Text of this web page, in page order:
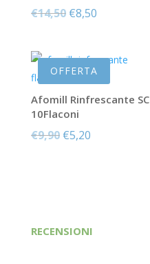
€14,50 Il
era:
€14,50.
€8,50Il
€8,50.
OFFERTA
Afomill Rinfrescante SC
10Flaconi
€9,90 Il
€5,20Il
RECENSIONI